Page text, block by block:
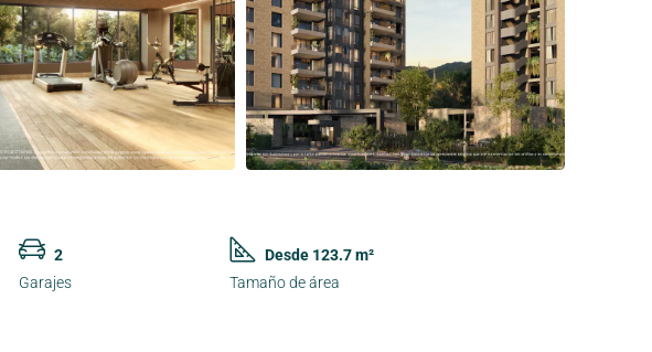
2
Garajes
Desde 123.7 m²
Tamaño de área